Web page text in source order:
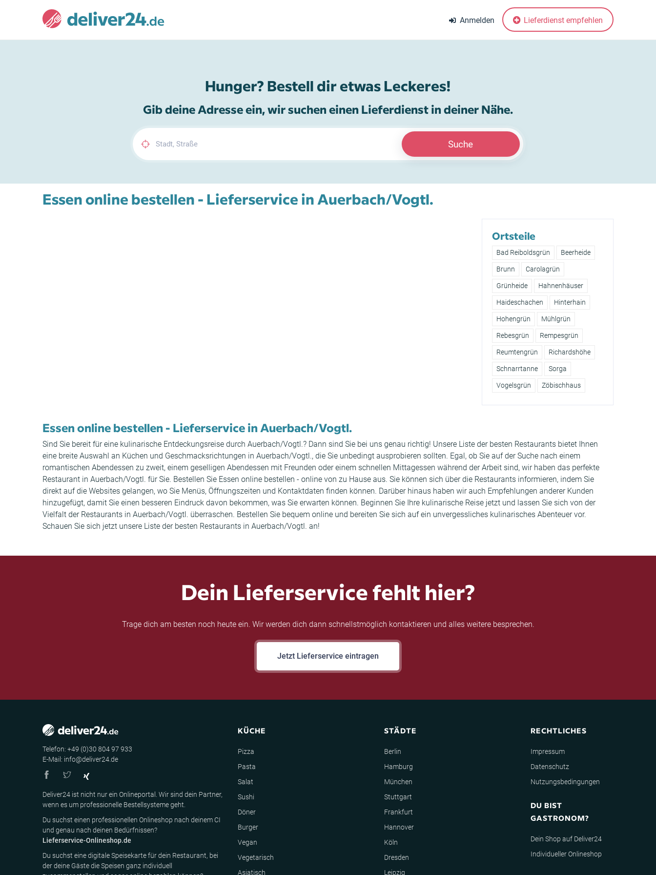
Anmelden Lieferdienst empfehlen
Hunger? Bestell dir etwas Leckeres!
Gib deine Adresse ein, wir suchen einen Lieferdienst in deiner Nähe.
Suche
Essen online bestellen - Lieferservice in Auerbach/Vogtl.
Ortsteile
Bad Reiboldsgrün Beerheide
Brunn Carolagrün
Grünheide Hahnenhäuser
Haideschachen Hinterhain
Hohengrün Mühlgrün
Rebesgrün Rempesgrün
Reumtengrün Richardshöhe
Schnarrtanne Sorga
Vogelsgrün Zöbischhaus
Essen online bestellen - Lieferservice in Auerbach/Vogtl.
Sind Sie bereit für eine kulinarische Entdeckungsreise durch Auerbach/Vogtl.? Dann sind Sie bei uns genau richtig! Unsere Liste der besten Restaurants bietet Ihnen
eine breite Auswahl an Küchen und Geschmacksrichtungen in Auerbach/Vogtl., die Sie unbedingt ausprobieren sollten. Egal, ob Sie auf der Suche nach einem
romantischen Abendessen zu zweit, einem geselligen Abendessen mit Freunden oder einem schnellen Mittagessen während der Arbeit sind, wir haben das perfekte
Restaurant in Auerbach/Vogtl. für Sie. Bestellen Sie Essen online bestellen - online von zu Hause aus. Sie können sich über die Restaurants informieren, indem Sie
direkt auf die Websites gelangen, wo Sie Menüs, Öffnungszeiten und Kontaktdaten finden können. Darüber hinaus haben wir auch Empfehlungen anderer Kunden
hinzugefügt, damit Sie einen besseren Eindruck davon bekommen, was Sie erwarten können. Beginnen Sie Ihre kulinarische Reise jetzt und lassen Sie sich von der
Vielfalt der Restaurants in Auerbach/Vogtl. überraschen. Bestellen Sie bequem online und bereiten Sie sich auf ein unvergessliches kulinarisches Abenteuer vor.
Schauen Sie sich jetzt unsere Liste der besten Restaurants in Auerbach/Vogtl. an!
Dein Lieferservice fehlt hier?
Trage dich am besten noch heute ein. Wir werden dich dann schnellstmöglich kontaktieren und alles weitere besprechen.
Jetzt Lieferservice eintragen
Telefon: +49 (0)30 804 97 933
E-Mail: info@deliver24.de
Deliver24 ist nicht nur ein Onlineportal. Wir sind dein Partner,
wenn es um professionelle Bestellsysteme geht.
Du suchst einen professionellen Onlineshop nach deinem CI
und genau nach deinen Bedürfnissen?
Lieferservice-Onlineshop.de
Du suchst eine digitale Speisekarte für dein Restaurant, bei
der deine Gäste die Speisen ganz individuell
KÜCHE
Pizza
Pasta
Salat
Sushi
Döner
Burger
Vegan
Vegetarisch
Asiatisch
STÄDTE
Berlin
Hamburg
München
Stuttgart
Frankfurt
Hannover
Köln
Dresden
Leipzig
RECHTLICHES
Impressum
Datenschutz
Nutzungsbedingungen
DU BIST
GASTRONOM?
Dein Shop auf Deliver24
Individueller Onlineshop